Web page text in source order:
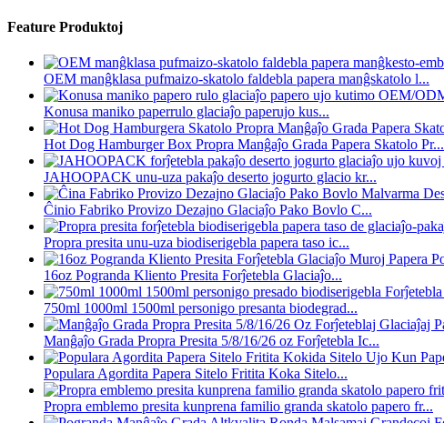
Feature Produktoj
OEM manĝklasa pufmaizo-skatolo faldebla papera manĝskatolo l...
Konusa maniko paperrulo glaciaĵo paperujo kus...
Hot Dog Hamburger Box Propra Manĝaĵo Grada Papera Skatolo Pr...
JAHOOPACK unu-uza pakaĵo deserto jogurto glacio kr...
Ĉinio Fabriko Provizo Dezajno Glaciaĵo Pako Bovlo C...
Propra presita unu-uza biodiserigebla papera taso ic...
16oz Pogranda Kliento Presita Forĵetebla Glaciaĵo...
750ml 1000ml 1500ml personigo presanta biodegrad...
Manĝaĵo Grada Propra Presita 5/8/16/26 oz Forĵetebla Ic...
Populara Agordita Papera Sitelo Fritita Koka Sitelo...
Propra emblemo presita kunprena familio granda skatolo papero fr...